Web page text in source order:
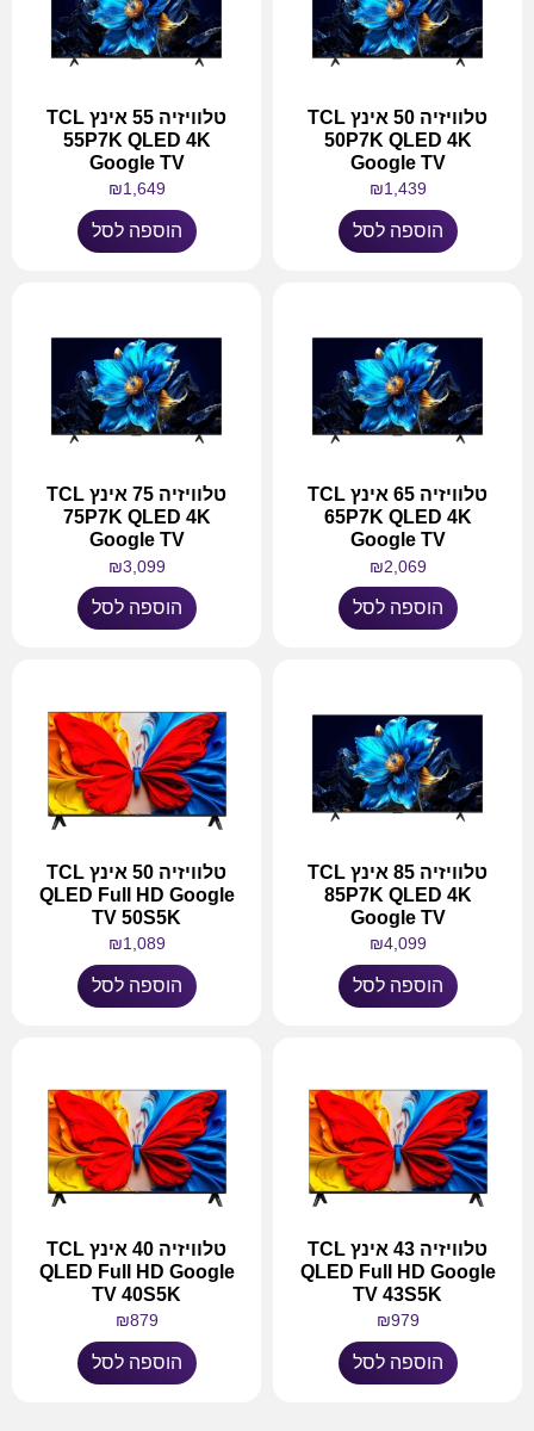
טלוויזיה 50 אינץ TCL
50P7K QLED 4K
Google TV
₪1,439
הוספה לסל
טלוויזיה 55 אינץ TCL
55P7K QLED 4K
Google TV
₪1,649
הוספה לסל
טלוויזיה 65 אינץ TCL
65P7K QLED 4K
Google TV
₪2,069
הוספה לסל
טלוויזיה 75 אינץ TCL
75P7K QLED 4K
Google TV
₪3,099
הוספה לסל
טלוויזיה 85 אינץ TCL
85P7K QLED 4K
Google TV
₪4,099
הוספה לסל
טלוויזיה 50 אינץ TCL
QLED Full HD Google
TV 50S5K
₪1,089
הוספה לסל
טלוויזיה 43 אינץ TCL
QLED Full HD Google
TV 43S5K
₪979
הוספה לסל
טלוויזיה 40 אינץ TCL
QLED Full HD Google
TV 40S5K
₪879
הוספה לסל